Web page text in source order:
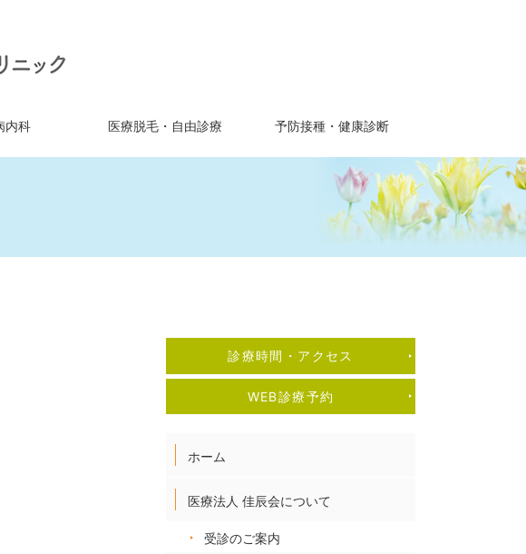
診療時間・アクセス
WEB診療予約
ホーム
医療法人 佳辰会について
受診のご案内
内科 医療脱毛・自由診療 予防接種・健康診断